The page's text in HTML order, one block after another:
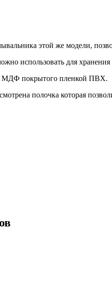
этой же модели,
использовать для
МДФ покрытого пленкой ПВХ.
полочка которая